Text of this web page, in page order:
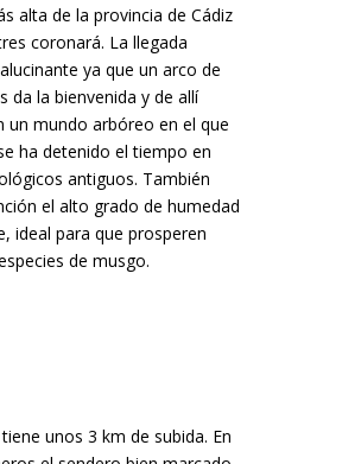
alta de la provincia de Cádiz
coronará. La llegada
ya que un arco de
da la bienvenida y de allí
un mundo arbóreo en el que
ha detenido el tiempo en
antiguos. También
el alto grado de humedad
ideal para que prosperen
de musgo.
unos 3 km de subida. En